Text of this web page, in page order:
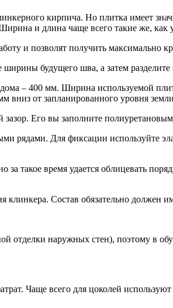
кирпича. Но плитка имеет
и длина чаще всего такие же, как
и позволят получить максимально
будущего шва, а затем
– 400 мм. Ширина используемой
вниз от запланированного уровня
Его вы заполните
Для фиксации используйте
время удается облицевать
Состав обязательно должен
отделки наружных стен), поэтому в
Чаще всего для цоколей